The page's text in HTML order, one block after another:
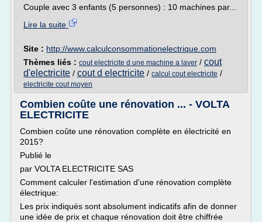
Couple avec 3 enfants (5 personnes) : 10 machines par...
Lire la suite
Site : http://www.calculconsommationelectrique.com
Thèmes liés : cout electricite d une machine a laver / cout
d'electricite / cout d electricite / calcul cout electricite /
electricite cout moyen
Combien coûte une rénovation ... - VOLTA
ELECTRICITE
Combien coûte une rénovation complète en électricité en
2015?
Publié le
par VOLTA ELECTRICITE SAS
Comment calculer l'estimation d'une rénovation complète
électrique:
Les prix indiqués sont absolument indicatifs afin de donner
une idée de prix et chaque rénovation doit être chiffrée